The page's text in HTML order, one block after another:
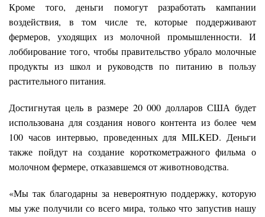
Кроме того, деньги помогут разработать кампании
воздействия, в том числе те, которые поддерживают
фермеров, уходящих из молочной промышленности. И
лоббирование того, чтобы правительство убрало молочные
продукты из школ и руководств по питанию в пользу
растительного питания.
Достигнутая цель в размере 20 000 долларов США будет
использована для создания нового контента из более чем
100 часов интервью, проведенных для MILKED. Деньги
также пойдут на создание короткометражного фильма о
молочном фермере, отказавшемся от животноводства.
«Мы так благодарны за невероятную поддержку, которую
мы уже получили со всего мира, только что запустив нашу